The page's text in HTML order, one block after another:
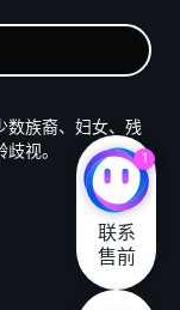
数族裔、妇女、残
视。
1
联系
售前